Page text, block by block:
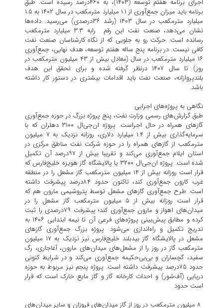
برنامه باید میزان جمع‌آوری از ۱.۱ میلیارد مترمکعب در سال ۱۴۰۲ به ۱.۵
میلیارد مترمکعب در سال ۱۴۰۳ (رشد ۳۶درصدی) می‌رسید. داده‌ها
نشان می‌دهد، صنعت نفت این رقم رابه ۳.۳ میلیارد مترمکعب
رسانده است. حرکت رو به جلویی که از نگاه کارشناسان صنعت نفت
کافی نیست. در برنامه پنج‌ ساله هفتم توسعه، هدف نهایی، جمع‌آوری
۱۶ میلیارد مترمکعب در سال (معادل بیش از ۴۳ میلیون مترمکعب در
روز) تا سال ۱۴۰۷ درنظر گرفته شده و برای تحقق این هدف
بلندپروازانه، صنعت نفت باید اقدامات بیشتری در دستور کار داشته
باشد.
نگاهی به پروژه‌های اجرایی
طبق گزارش‌های رسمی وزارت نفت، پنج پروژه بزرگ در حوزه جمع‌آوری
گازهای همراه در حال اجراست. پروژه ان‌جی‌ال ۳۱۰۰ دهلران که با
سرمایه‌گذاری بیش از ۱.۴ میلیارد دلاری، روزانه نزدیک به ۷ میلیون
مترمکعب از گازهای همراه را در حوزه شرکت نفت مناطق مرکزی در
استان ایلام جمع‌آوری می‌کند و تقریبا بیش از ۹۷درصد آن تکمیل
شده است. پروژه ان‌جی‌ال ۳۲۰۰ یا پالایشگاه گاز هویزه خلیج‌فارس که
قرار است روزانه بیش از ۱۴ میلیون مترمکعب گاز مشعل را در منطقه
غرب کارون جمع‌آوری ‌کند، تاکنون حدود ۸۴درصد پیشرفت داشته
است. طرح جمع‌آوری گازهای مشعل توسط پتروشیمی مارون هم که
قرار است روزانه بیش از ۵ میلیون مترمکعب گاز مشعل را در
میدان‌های اهواز و مارون جمع‌آوری کند؛ پیشرفت ۷۹درصدی را ثبت
کرده و مطابق پیش‌بینی پروژه‌های فرعی آن تا نیمه ابتدایی ۱۴۰۶ به
‌تدریج تکمیل و راه‌اندازی می‌شود. پروژه بزرگ جمع‌آوری گازهای
مشعل در پالایشگاه گاز بیدبلند خلیج‌فارس نیز نزدیک به ۱۷ میلیون
مترمکعب گاز در روز را از مشعل‌های میدان‌های مارون، آغاجاری، رگ
سفید، گچساران و بی‌بی‌حکیمه جمع‌آوری می‌کند و در شرایط کنونی
حدود ۷۵درصد پیشرفت داشته است. پروژه پنجم نیز مربوط به حوزه
دریایی (آف‌شور) و احداث کارخانه گاز و گاز مایع خارک است که قرار
است حدود
۸ میلیون مترمکعب در روز از گاز میدان‌های فروزان و سایر میدان‌های